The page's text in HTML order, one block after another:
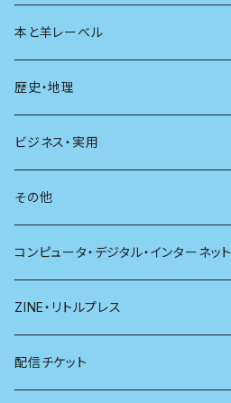
ユリイカ
現代思想
新潮
別冊太陽
動物
自然
科学
社会
哲学
医学
看護学
心理学
本と羊レーベル
電子版（EPub）
電子版（PDF）
歴史・地理
歴史
地理
ビジネス・実用
雷鳥社辞典シリーズ
その他
珈琲
雑貨
コンピュータ・デジタル・インターネット
ZINE・リトルプレス
電子版（EPub）
配信チケット